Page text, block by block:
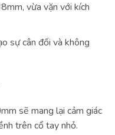
vừa vặn với kích
sự cân đối và không
sẽ mang lại cảm giác
trên cổ tay nhỏ.